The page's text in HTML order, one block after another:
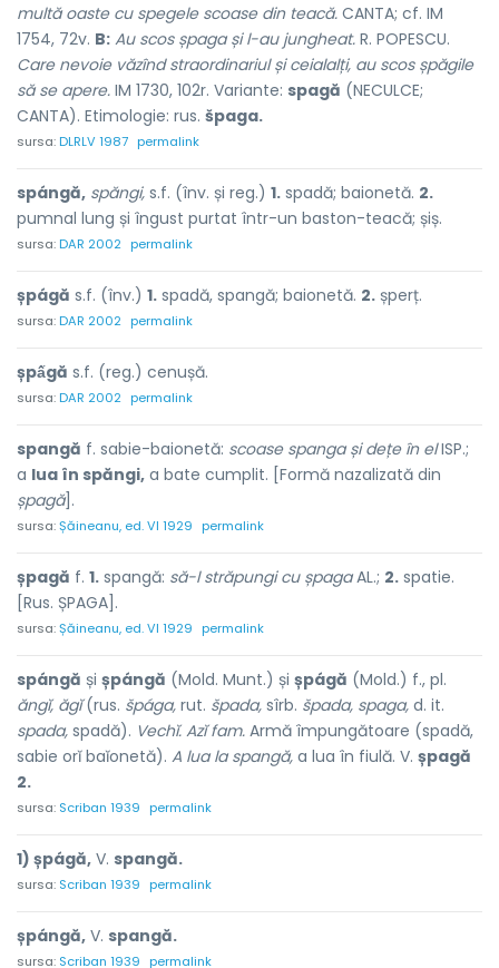
multă oaste cu spegele scoase din teacă. CANTA; cf. IM
1754, 72v. B: Au scos șpaga și l-au jungheat. R. POPESCU.
Care nevoie văzînd straordinariul și ceialalți, au scos șpăgile
să se apere. IM 1730, 102r. Variante: spagă (NECULCE;
CANTA). Etimologie: rus. špaga.
sursa:DLRLV 1987 permalink
spángă, spăngi, s.f. (înv. și reg.) 1. spadă; baionetă. 2.
pumnal lung și îngust purtat într-un baston-teacă; șiș.
sursa:DAR 2002 permalink
șpágă s.f. (înv.) 1. spadă, spangă; baionetă. 2. șperț.
sursa:DAR 2002 permalink
șpấgă s.f. (reg.) cenușă.
sursa:DAR 2002 permalink
spangă f. sabie-baionetă: scoase spanga și dețe în elISP.;
a lua în spăngi, a bate cumplit. [Formă nazalizată din
șpagă].
sursa:Șăineanu, ed. VI 1929 permalink
șpagă f. 1. spangă: să-l străpungi cu șpagaAL.; 2. spatie.
[Rus. ȘPAGA].
sursa:Șăineanu, ed. VI 1929 permalink
spángă și șpángă (Mold. Munt.) și șpágă (Mold.) f., pl.
ăngĭ, ăgĭ(rus. špága, rut. špada, sîrb. špada, spaga, d. it.
spada, spadă). Vechĭ. Azĭ fam. Armă împungătoare (spadă,
sabie orĭ baĭonetă). A lua la spangă, a lua în fiulă. V. șpagă
2.
sursa: Scriban 1939 permalink
1) șpágă, V. spangă.
sursa: Scriban 1939 permalink
șpángă, V. spangă.
sursa: Scriban 1939 permalink